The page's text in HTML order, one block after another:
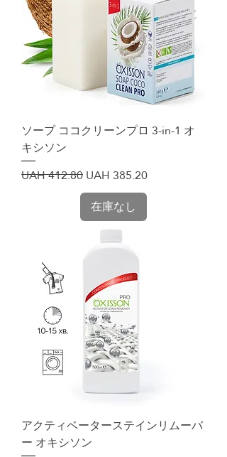
ソープ ココクリーンプロ 3-in-1 オ
キシソン
通常価格
UAH 412.80セール価格
UAH 385.20
在庫なし
アクティベーターステインリムーバ
ー オキシソン